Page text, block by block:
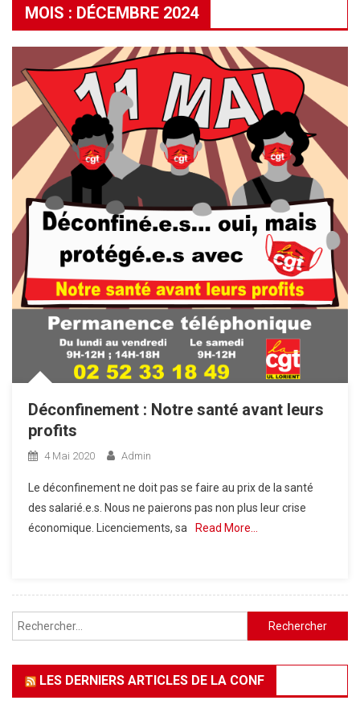
MOIS : DÉCEMBRE 2024
Déconfinement : Notre santé avant leurs
profits
4 Mai 2020 Admin
Le déconfinement ne doit pas se faire au prix de la santé
des salarié.e.s. Nous ne paierons pas non plus leur crise
économique. Licenciements, sa
Read More…
Rechercher :
LES DERNIERS ARTICLES DE LA CONF